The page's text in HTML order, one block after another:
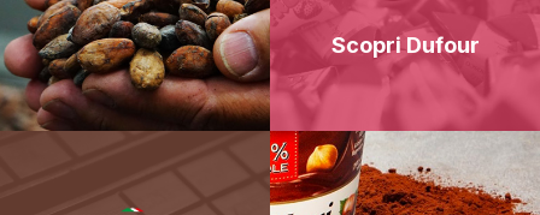
Scopri Dufour